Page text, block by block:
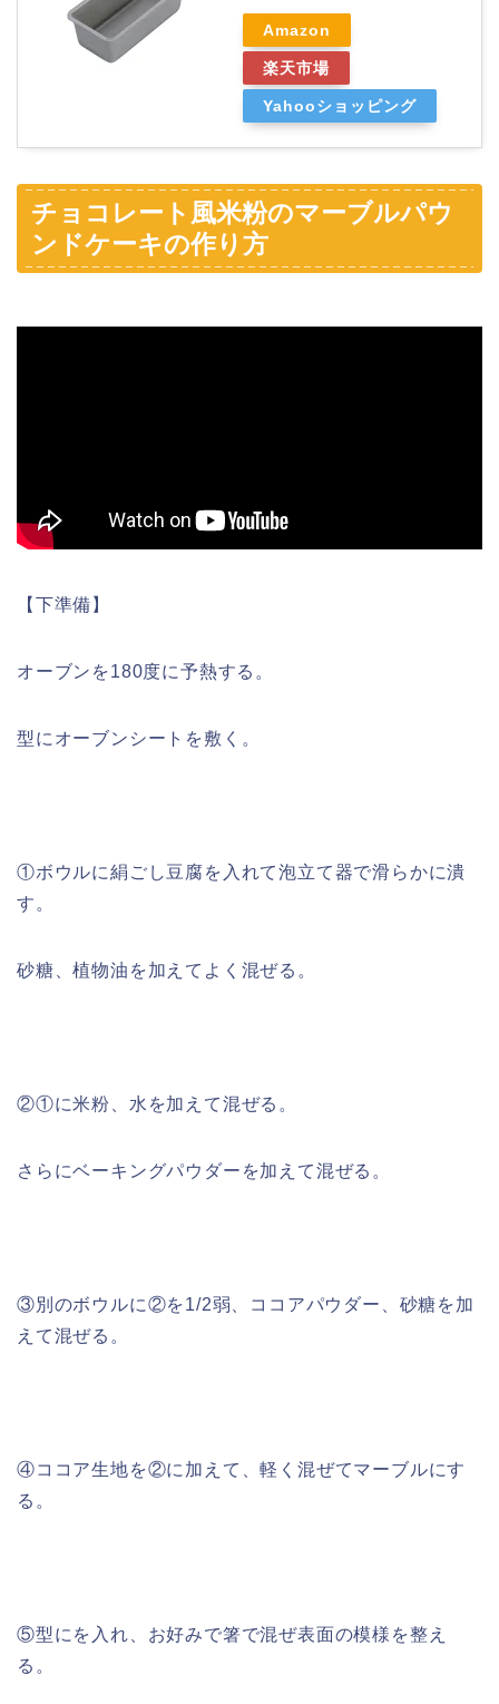
Amazon
楽天市場
Yahooショッピング
チョコレート風米粉のマーブルパウ
ンドケーキの作り方
【下準備】
オーブンを180度に予熱する。
型にオーブンシートを敷く。
①ボウルに絹ごし豆腐を入れて泡立て器で滑らかに潰
す。
砂糖、植物油を加えてよく混ぜる。
②①に米粉、水を加えて混ぜる。
さらにベーキングパウダーを加えて混ぜる。
③別のボウルに②を1/2弱、ココアパウダー、砂糖を加
えて混ぜる。
④ココア生地を②に加えて、軽く混ぜてマーブルにす
る。
⑤型にを入れ、お好みで箸で混ぜ表面の模様を整え
る。